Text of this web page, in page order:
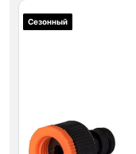
Сезонный